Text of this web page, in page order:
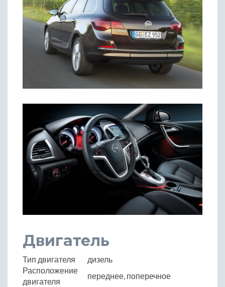
Двигатель
Тип двигателя
дизель
Расположение
двигателя
переднее, поперечное